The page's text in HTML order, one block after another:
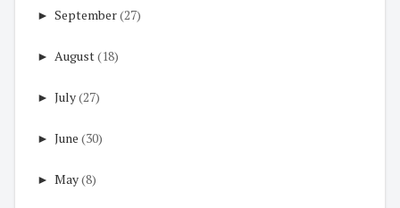
► September(27)
► August(18)
► July(27)
► June (30)
► May(8)